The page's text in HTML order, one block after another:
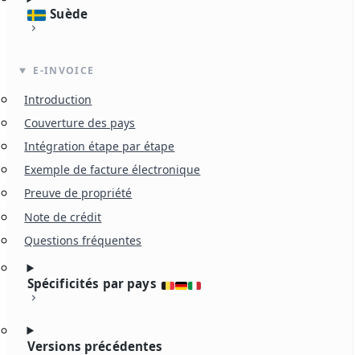
Suède
E-INVOICE
Introduction
Couverture des pays
Intégration étape par étape
Exemple de facture électronique
Preuve de propriété
Note de crédit
Questions fréquentes
Spécificités par pays
Versions précédentes